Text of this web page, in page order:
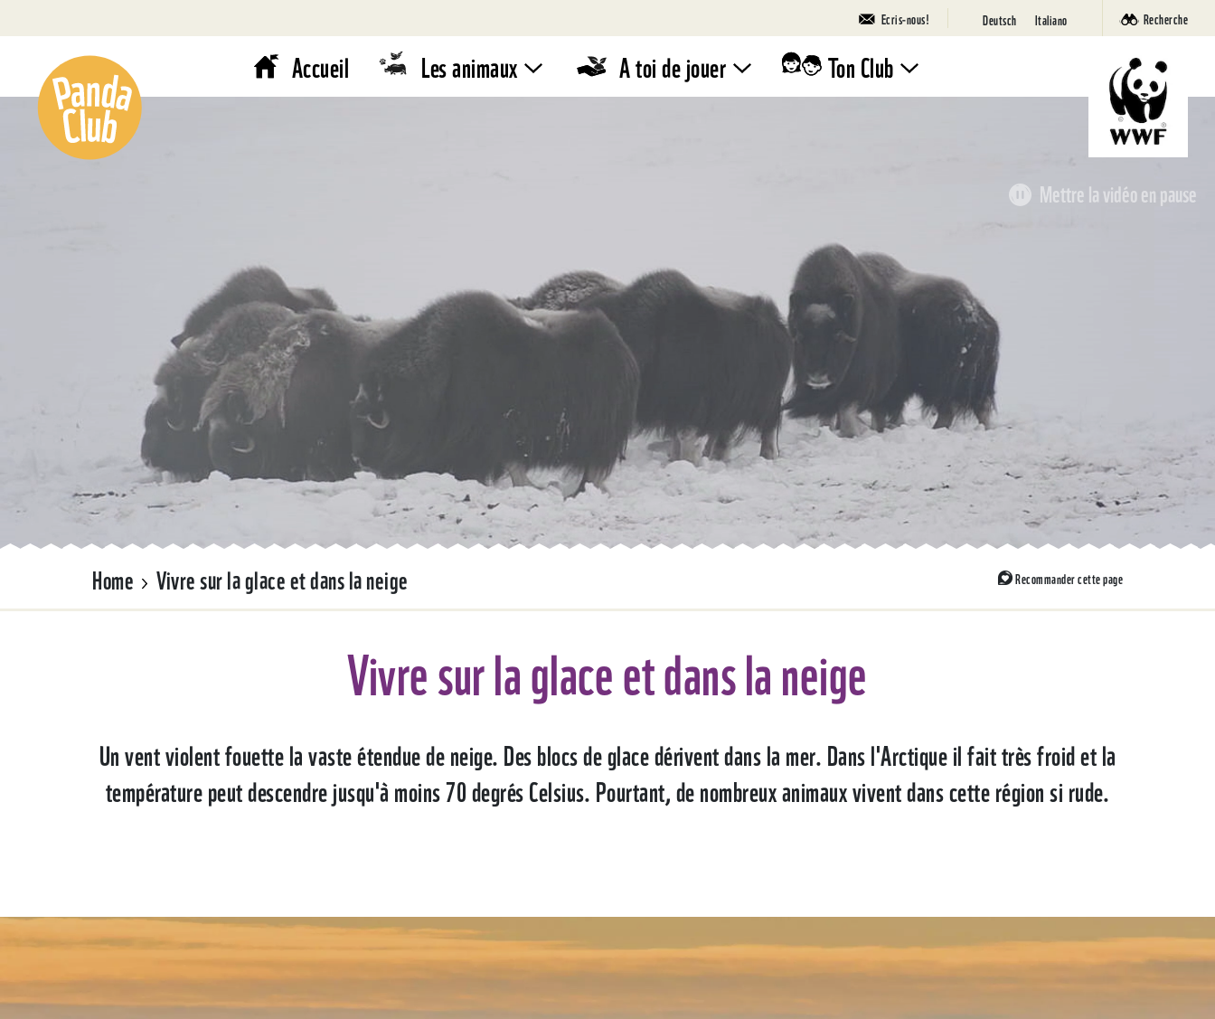
Ecris-nous! Deutsch Italiano Recherche
Accueil
Les animaux
Zoodico
A toi de jouer
WWF –
conseils
Pandathlon
Ton Club
Rejoins le
WWF
SuperPanda
Ta page
Mettre la vidéo en pause
Home Vivre sur la glace et dans la neige Recommander cette page
Vivre sur la glace et dans la neige
Un vent violent fouette la vaste étendue de neige. Des blocs de glace dérivent dans la mer. Dans l'Arctique il fait très froid et la
température peut descendre jusqu'à moins 70 degrés Celsius. Pourtant, de nombreux animaux vivent dans cette région si rude.